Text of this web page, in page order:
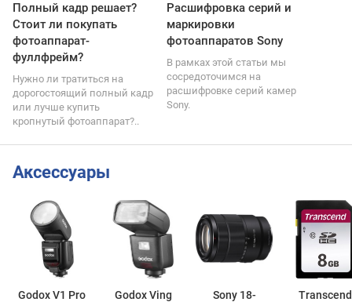
Полный кадр решает?
Стоит ли покупать
фотоаппарат-
фуллфрейм?
Нужно ли тратиться на
дорогостоящий полный кадр
или лучше купить
кропнутый фотоаппарат?..
Расшифровка серий и
маркировки
фотоаппаратов Sony
В рамках этой статьи мы
сосредоточимся на
расшифровке серий камер
Sony.
Аксессуары
Godox V1 Pro
Godox Ving
Sony 18-
Transcend